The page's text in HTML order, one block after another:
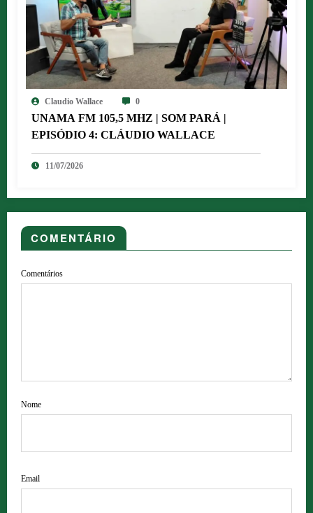
Claudio Wallace 0
UNAMA FM 105,5 MHZ | SOM PARÁ |
EPISÓDIO 4: CLÁUDIO WALLACE
11/07/2026
COMENTÁRIO
Comentários
Nome
Email